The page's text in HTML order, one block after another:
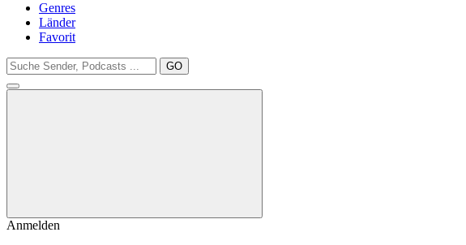
Genres
Länder
Favorit
GO
Anmelden